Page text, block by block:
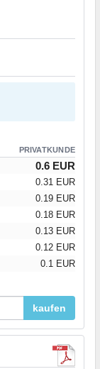
PRIVATKUNDE
0.6 EUR
0.31 EUR
0.19 EUR
0.18 EUR
0.13 EUR
0.12 EUR
0.1 EUR
kaufen